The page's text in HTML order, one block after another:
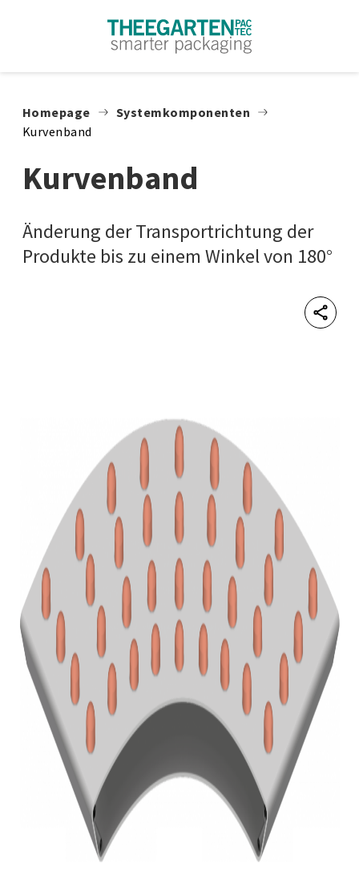
Homepage
Systemkomponenten
Kurvenband
Kurvenband
Änderung der Transportrichtung der
Produkte bis zu einem Winkel von 180°